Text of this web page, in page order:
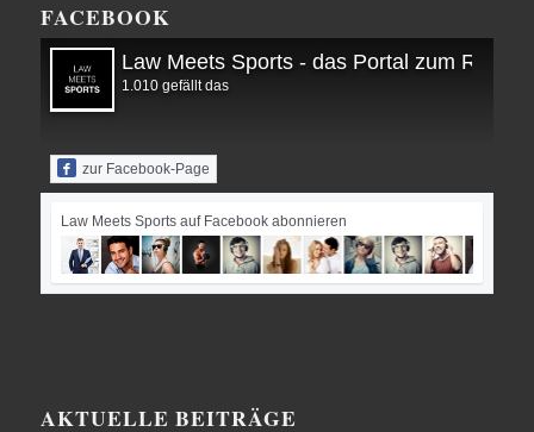
FACEBOOK
Law Meets Sports - das Portal zum Recht
1.010 gefällt das
zur Facebook-Page
Law Meets Sports auf Facebook abonnieren
AKTUELLE BEITRÄGE